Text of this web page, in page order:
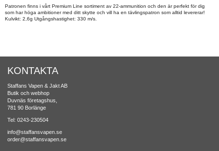
Patronen finns i vårt Premium Line sortiment av 22-ammunition och den är perfekt för dig
som har höga ambitioner med ditt skytte och vill ha en tävlingspatron som alltid levererar!
Kulvikt: 2,6g Utgångshastighet: 330 m/s.
KONTAKTA
Staffans Vapen & Jakt AB
Butik och webhop
Duvnäs företagshus,
781 90 Borlänge
Tel: 0243-230504
info@staffansvapen.se
order@staffansvapen.se